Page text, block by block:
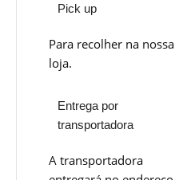
Pick up
Para recolher na nossa
loja.
Entrega por
transportadora
A transportadora